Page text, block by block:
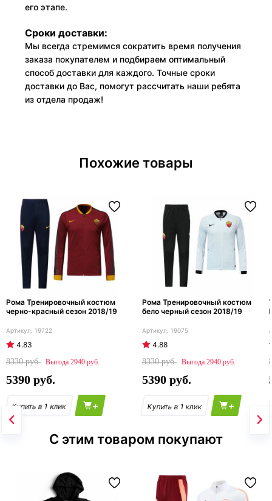
его этапе.
Сроки доставки:
Мы всегда стремимся сократить время получения
заказа покупателем и подбираем оптимальный
способ доставки для каждого. Точные сроки
доставки до Вас, помогут рассчитать наши ребята
из отдела продаж!
Похожие товары
Рома Тренировочный костюм
черно-красный сезон 2018/19
19722
4.83
8330
2940
5390
+
Рома Тренировочный костюм
бело черный сезон 2018/19
19075
4.88
8330
2940
5390
+
С этим товаром покупают